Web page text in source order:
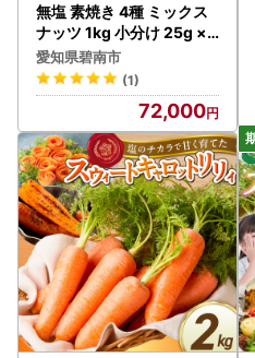
無塩 素焼き 4種 ミックス
ナッツ 1kg 小分け 25g ×
40袋 定期便 隔月 6回 焙煎
アーモンド カシュー くる
み マカダミア 甘さ 鉄 たん
ぱく質 ビタミンC おやつ
シュクレナッツ sucre nut
s 愛知県 碧南市 送料無料
H059-158
愛知県碧南市
(1)
72,000